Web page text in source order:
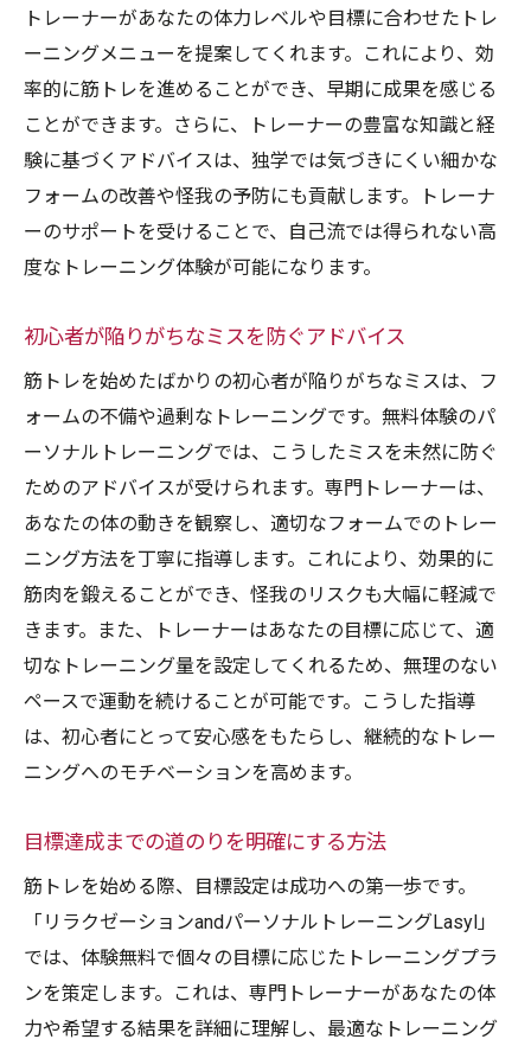
継続的なトレーニングの重要性
体験がもたらす持続的なモチベーション
パーソナルトレーニングを習慣化する方法
健康的なライフスタイルの始め方
目標を達成するためのステップバイステッ
プガイド
初めての体験で心がけるべきこと
トレーニング前後の準備とケア
体験を最大限に活用するためのヒント
筋力トレーニングの基本とその効果
初心者が陥りがちな迷信を解消
続けることで見えてくる変化と成果
筋トレ初心者におすすめの体験無料パーソナル
トレーニングで成果を実感
短期間で成果を出すための集中ポイント
初心者に最適なトレーニングサイクル
パーソナルトレーナーの選び方と重要性
法
成功事例から学ぶ筋トレのヒント
筋トレの始め方は体験無料のパーソナルトレー
ニングで決まり
筋トレを始める最適なタイミング
無料体験を利用する意義
トレーナーがあなたの体力レベルや目標に合わせたトレ
ーニングメニューを提案してくれます。これにより、効
率的に筋トレを進めることができ、早期に成果を感じる
ことができます。さらに、トレーナーの豊富な知識と経
験に基づくアドバイスは、独学では気づきにくい細かな
フォームの改善や怪我の予防にも貢献します。トレーナ
ーのサポートを受けることで、自己流では得られない高
度なトレーニング体験が可能になります。
初心者が陥りがちなミスを防ぐアドバイス
筋トレを始めたばかりの初心者が陥りがちなミスは、フ
ォームの不備や過剰なトレーニングです。無料体験のパ
ーソナルトレーニングでは、こうしたミスを未然に防ぐ
ためのアドバイスが受けられます。専門トレーナーは、
あなたの体の動きを観察し、適切なフォームでのトレー
ニング方法を丁寧に指導します。これにより、効果的に
筋肉を鍛えることができ、怪我のリスクも大幅に軽減で
きます。また、トレーナーはあなたの目標に応じて、適
切なトレーニング量を設定してくれるため、無理のない
ペースで運動を続けることが可能です。こうした指導
は、初心者にとって安心感をもたらし、継続的なトレー
ニングへのモチベーションを高めます。
目標達成までの道のりを明確にする方法
筋トレを始める際、目標設定は成功への第一歩です。
「リラクゼーションandパーソナルトレーニングLasyl」
では、体験無料で個々の目標に応じたトレーニングプラ
ンを策定します。これは、専門トレーナーがあなたの体
力や希望する結果を詳細に理解し、最適なトレーニング